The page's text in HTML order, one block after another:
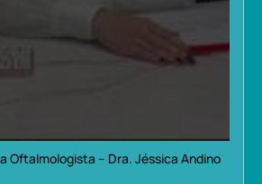
Oftalmologista – Dra. Jéssica Andino